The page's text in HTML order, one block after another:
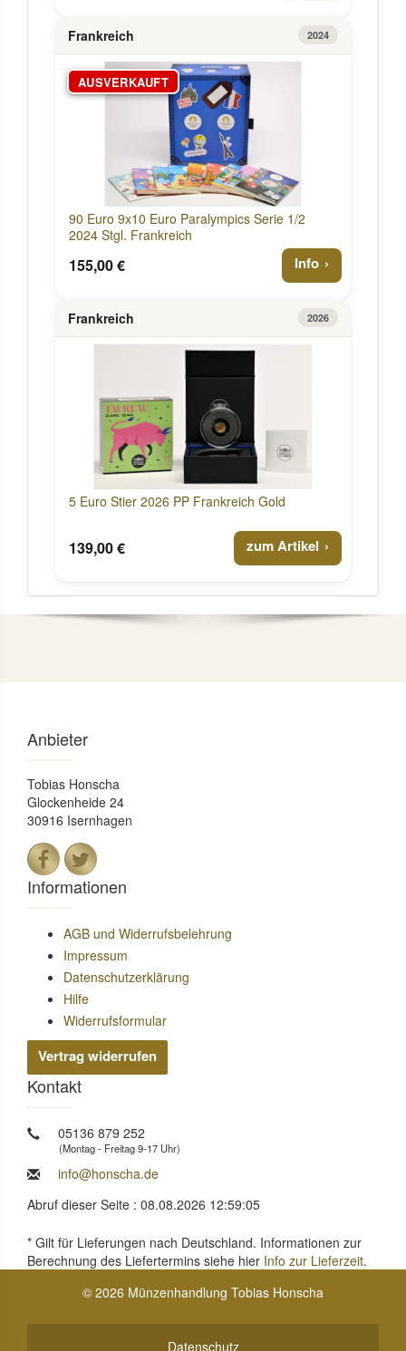
Frankreich 2024
AUSVERKAUFT
90 Euro 9x10 Euro Paralympics Serie 1/2
2024 Stgl. Frankreich
155,00 € Info
Frankreich 2026
5 Euro Stier 2026 PP Frankreich Gold
139,00 € zum Artikel
Anbieter
Tobias Honscha
Glockenheide 24
30916 Isernhagen
Informationen
AGB und Widerrufsbelehrung
Impressum
Datenschutzerklärung
Hilfe
Widerrufsformular
Vertrag widerrufen
Kontakt
05136 879 252
(Montag - Freitag 9-17 Uhr)
info@honscha.de
Abruf dieser Seite : 08.08.2026 12:59:05
* Gilt für Lieferungen nach Deutschland. Informationen zur
Berechnung des Liefertermins siehe hier Info zur Lieferzeit.
© 2026 Münzenhandlung Tobias Honscha
Datenschutz